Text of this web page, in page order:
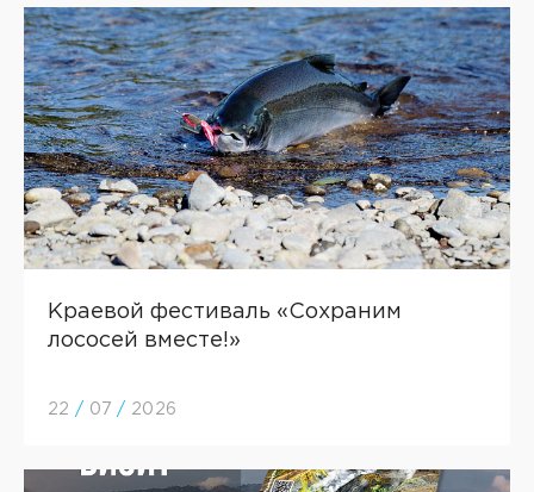
Краевой фестиваль «Сохраним
лососей вместе!»
22 / 07 / 2026